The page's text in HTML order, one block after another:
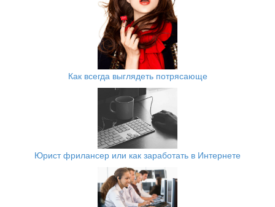
Как всегда выглядеть потрясающе
Юрист фрилансер или как заработать в Интернете